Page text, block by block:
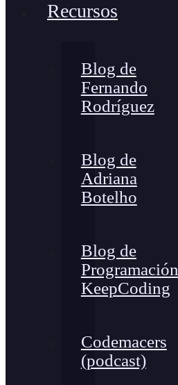
Recursos
Blog de
Fernando
Rodríguez
Blog de
Adriana
Botelho
Blog de
Programación
KeepCoding
Codemacers
(podcast)